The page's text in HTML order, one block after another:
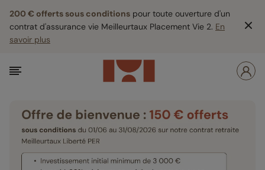
200 € offerts sous conditions pour toute ouverture d'un
contrat d'assurance vie Meilleurtaux Placement Vie 2. En
savoir plus